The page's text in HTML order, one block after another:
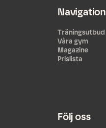
Navigation
Träningsutbud
Våra gym
Magazine
Prislista
Följ oss